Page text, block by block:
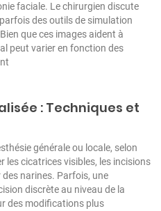
faciale. Le chirurgien discute
des outils de simulation
que ces images aident à
peut varier en fonction des
: Techniques et
générale ou locale, selon
les cicatrices visibles, les incisions
narines. Parfois, une
discrète au niveau de la
des modifications plus